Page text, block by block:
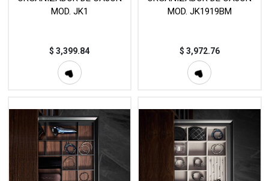
MOD. JK1
$3,399.84
MOD. JK1919BM
$ 3,972.76